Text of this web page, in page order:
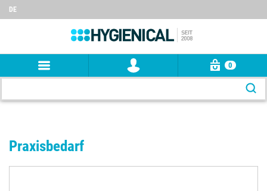
DE
0
Praxisbedarf